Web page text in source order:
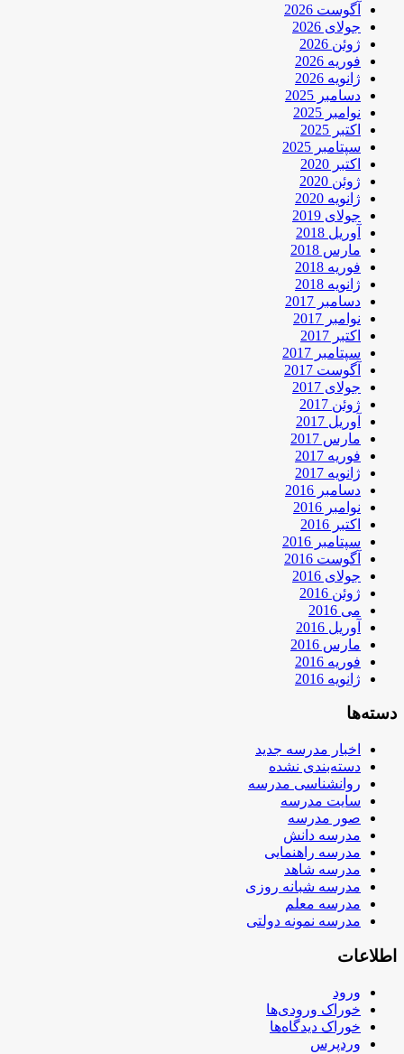
آگوست 2026
جولای 2026
ژوئن 2026
فوریه 2026
ژانویه 2026
دسامبر 2025
نوامبر 2025
اکتبر 2025
سپتامبر 2025
اکتبر 2020
ژوئن 2020
ژانویه 2020
جولای 2019
آوریل 2018
مارس 2018
فوریه 2018
ژانویه 2018
دسامبر 2017
نوامبر 2017
اکتبر 2017
سپتامبر 2017
آگوست 2017
جولای 2017
ژوئن 2017
آوریل 2017
مارس 2017
فوریه 2017
ژانویه 2017
دسامبر 2016
نوامبر 2016
اکتبر 2016
سپتامبر 2016
آگوست 2016
جولای 2016
ژوئن 2016
می 2016
آوریل 2016
مارس 2016
فوریه 2016
ژانویه 2016
دسته‌ها
اخبار مدرسه جدید
دسته‌بندی نشده
روانشناسی مدرسه
سایت مدرسه
صور مدرسه
مدرسه دانش
مدرسه راهنمایی
مدرسه شاهد
مدرسه شبانه روزی
مدرسه معلم
مدرسه نمونه دولتی
اطلاعات
ورود
خوراک ورودی‌ها
خوراک دیدگاه‌ها
وردپرس